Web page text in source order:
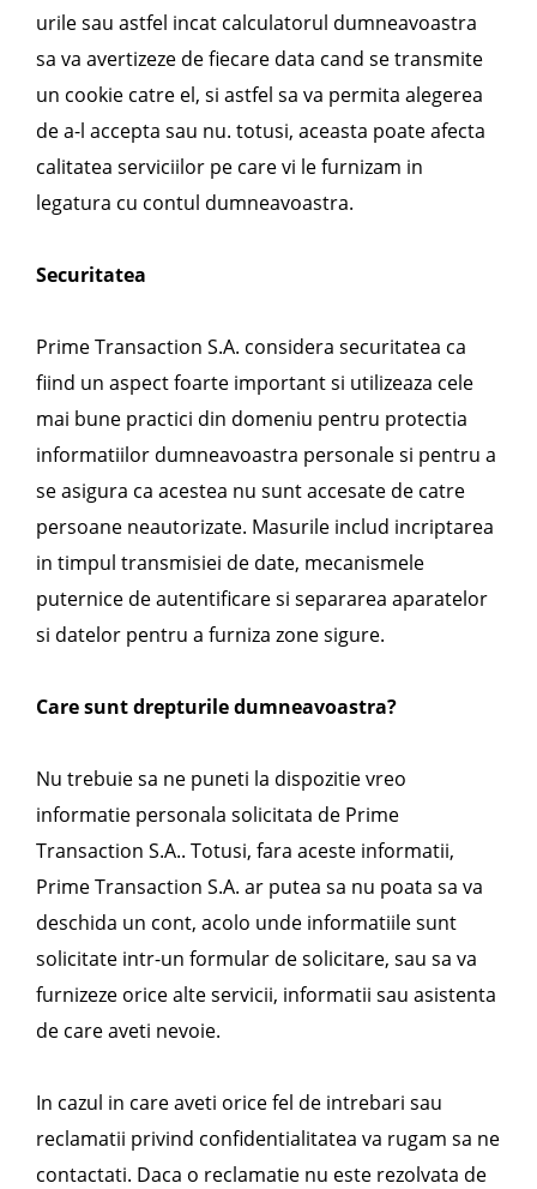
urile sau astfel incat calculatorul dumneavoastra
sa va avertizeze de fiecare data cand se transmite
un cookie catre el, si astfel sa va permita alegerea
de a-l accepta sau nu. totusi, aceasta poate afecta
calitatea serviciilor pe care vi le furnizam in
legatura cu contul dumneavoastra.
Securitatea
Prime Transaction S.A. considera securitatea ca
fiind un aspect foarte important si utilizeaza cele
mai bune practici din domeniu pentru protectia
informatiilor dumneavoastra personale si pentru a
se asigura ca acestea nu sunt accesate de catre
persoane neautorizate. Masurile includ incriptarea
in timpul transmisiei de date, mecanismele
puternice de autentificare si separarea aparatelor
si datelor pentru a furniza zone sigure.
Care sunt drepturile dumneavoastra?
Nu trebuie sa ne puneti la dispozitie vreo
informatie personala solicitata de Prime
Transaction S.A.. Totusi, fara aceste informatii,
Prime Transaction S.A. ar putea sa nu poata sa va
deschida un cont, acolo unde informatiile sunt
solicitate intr-un formular de solicitare, sau sa va
furnizeze orice alte servicii, informatii sau asistenta
de care aveti nevoie.
In cazul in care aveti orice fel de intrebari sau
reclamatii privind confidentialitatea va rugam sa ne
contactati. Daca o reclamatie nu este rezolvata de